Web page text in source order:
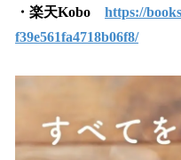
・楽天Kobo https://
f39e561fa4718b06f8/